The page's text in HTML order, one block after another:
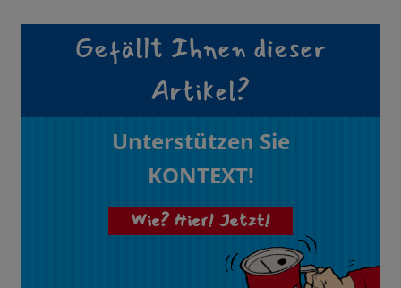
Gefällt Ihnen dieser
Artikel?
Unterstützen Sie
KONTEXT!
Wie? Hier! Jetzt!